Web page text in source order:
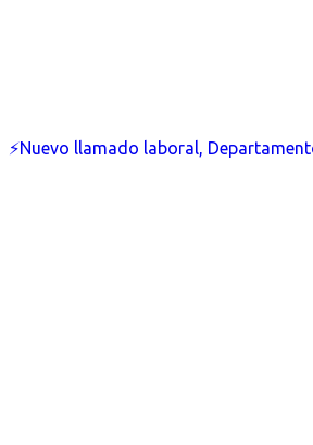
⚡Nuevo llamado laboral,